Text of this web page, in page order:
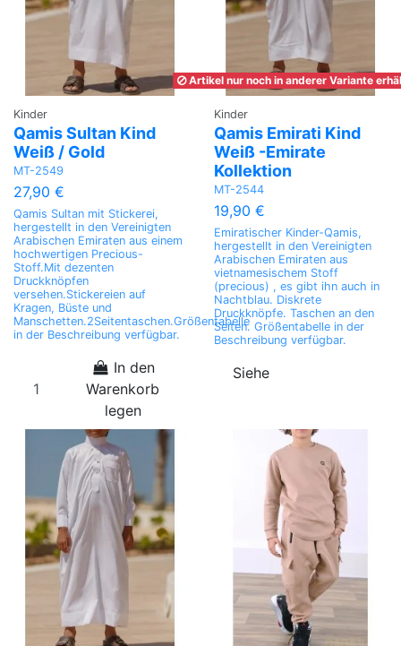
Kinder
Qamis Sultan Kind
Weiß / Gold
MT-2549
27,90 €
Qamis Sultan mit Stickerei,
hergestellt in den Vereinigten
Arabischen Emiraten aus einem
hochwertigen Precious-
Stoff.Mit dezenten
Druckknöpfen
versehen.Stickereien auf
Kragen, Büste und
Manschetten.2Seitentaschen.Größentabelle
in der Beschreibung verfügbar.
In den
Warenkorb
legen
Artikel nur noch in anderer Variante
Kinder
Qamis Emirati Kind
Weiß -Emirate
Kollektion
MT-2544
19,90 €
Emiratischer Kinder-Qamis,
hergestellt in den Vereinigten
Arabischen Emiraten aus
vietnamesischem Stoff
(precious) , es gibt ihn auch in
Nachtblau. Diskrete
Druckknöpfe. Taschen an den
Seiten. Größentabelle in der
Beschreibung verfügbar.
Siehe